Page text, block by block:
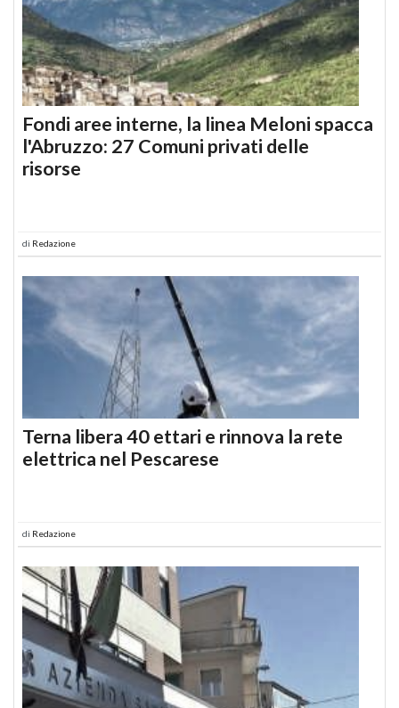
Fondi aree interne, la linea Meloni spacca
l'Abruzzo: 27 Comuni privati delle
risorse
di Redazione
Terna libera 40 ettari e rinnova la rete
elettrica nel Pescarese
di Redazione